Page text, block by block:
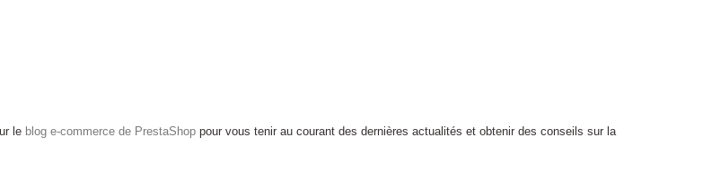
le blog e-commerce de PrestaShop pour vous tenir au courant des dernières actualités et obtenir des conseils sur la